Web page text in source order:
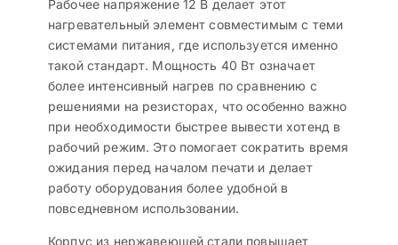
Рабочее напряжение 12 В делает этот
нагревательный элемент совместимым с теми
системами питания, где используется именно
такой стандарт. Мощность 40 Вт означает
более интенсивный нагрев по сравнению с
решениями на резисторах, что особенно важно
при необходимости быстрее вывести хотенд в
рабочий режим. Это помогает сократить время
ожидания перед началом печати и делает
работу оборудования более удобной в
повседневном использовании.
Корпус из нержавеющей стали повышает